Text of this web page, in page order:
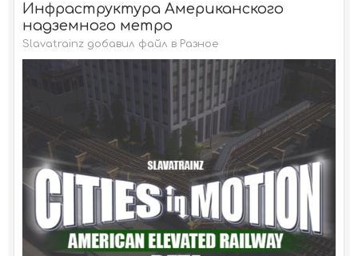
Инфраструктура Американского
надземного метро
Slavatrainz добавил файл в Разное